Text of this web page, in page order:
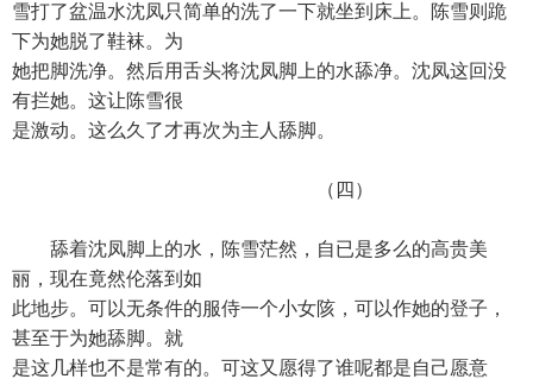
雪打了盆温水沈凤只简单的洗了一下就坐到床上。陈雪则跪
下为她脱了鞋袜。为
她把脚洗净。然后用舌头将沈凤脚上的水舔净。沈凤这回没
有拦她。这让陈雪很
是激动。这么久了才再次为主人舔脚。
（四）
舔着沈凤脚上的水，陈雪茫然，自已是多么的高贵美
丽，现在竟然伦落到如
此地步。可以无条件的服侍一个小女陔，可以作她的登子，
甚至于为她舔脚。就
是这几样也不是常有的。可这又愿得了谁呢都是自己愿意